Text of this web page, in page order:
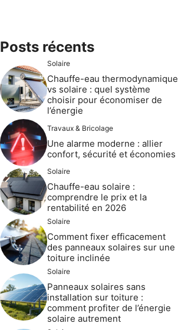
Posts récents
Solaire
Chauffe-eau thermodynamique
vs solaire : quel système
choisir pour économiser de
l’énergie
Travaux & Bricolage
Une alarme moderne : allier
confort, sécurité et économies
Solaire
Chauffe-eau solaire :
comprendre le prix et la
rentabilité en 2026
Solaire
Comment fixer efficacement
des panneaux solaires sur une
toiture inclinée
Solaire
Panneaux solaires sans
installation sur toiture :
comment profiter de l’énergie
solaire autrement